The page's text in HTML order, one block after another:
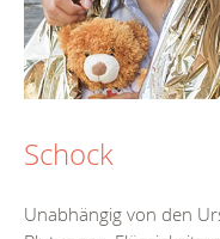
Schock
Unabhängig von den